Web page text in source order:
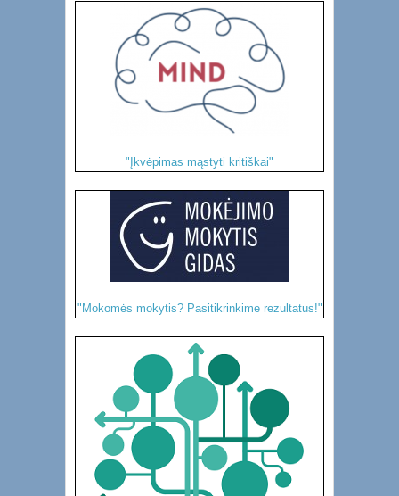
"Įkvėpimas mąstyti kritiškai"
"Mokomės mokytis? Pasitikrinkime rezultatus!"